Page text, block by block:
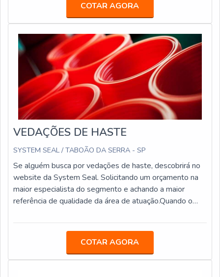
que pode ser descrito como um objeto feito de borracha
e que tem como finalidade absorver choques e
vibrações. Tornando-se, assim, imprescindível para
segmentos como
COTAR AGORA
VEDAÇÕES DE HASTE
SYSTEM SEAL / TABOÃO DA SERRA - SP
Se alguém busca por vedações de haste, descobrirá no
website da System Seal. Solicitando um orçamento na
maior especialista do segmento e achando a maior
referência de qualidade da área de atuação.Quando o
da System Seal o cliente encontrará assertividade com
SOBRE VEDAÇÕES DE HASTEA System Seal
centraliza sua energia em produzir uma estrutura para os
COTAR AGORA